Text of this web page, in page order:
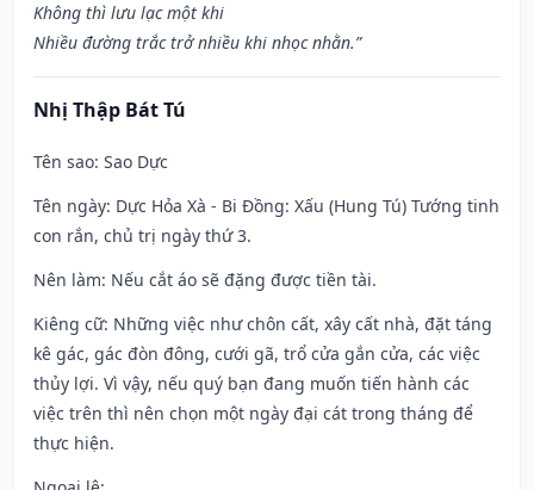
Không thì lưu lạc một khi
Nhiều đường trắc trở nhiều khi nhọc nhằn.”
Nhị Thập Bát Tú
Tên sao: Sao Dực
Tên ngày: Dực Hỏa Xà - Bi Đồng: Xấu (Hung Tú) Tướng tinh
con rắn, chủ trị ngày thứ 3.
Nên làm: Nếu cắt áo sẽ đặng được tiền tài.
Kiêng cữ: Những việc như chôn cất, xây cất nhà, đặt táng
kê gác, gác đòn đông, cưới gã, trổ cửa gắn cửa, các việc
thủy lợi. Vì vậy, nếu quý bạn đang muốn tiến hành các
việc trên thì nên chọn một ngày đại cát trong tháng để
thực hiện.